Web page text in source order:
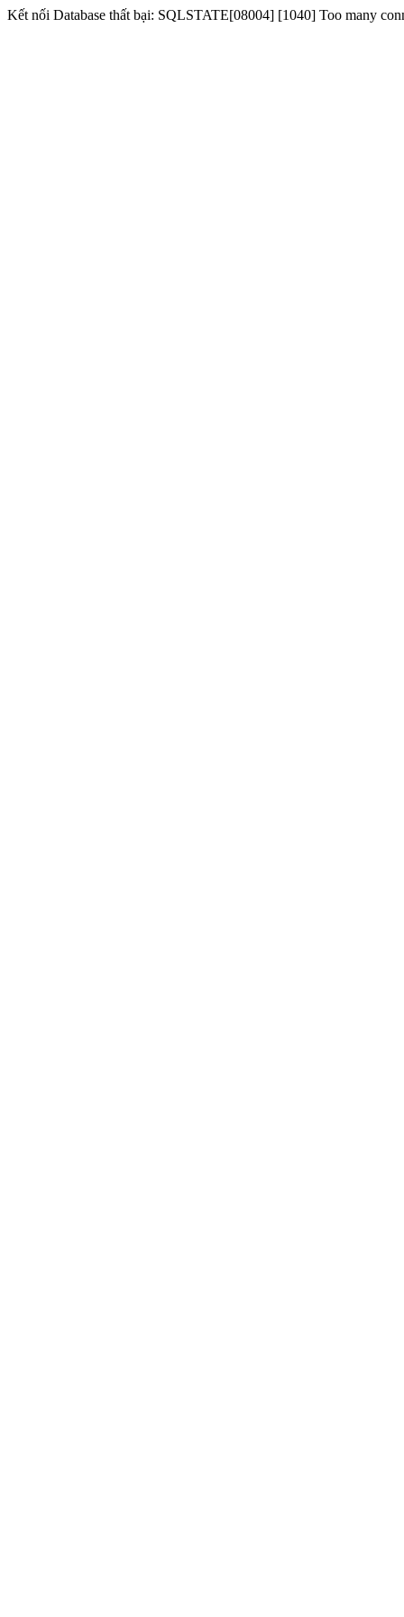
Kết nối Database thất bại: SQLSTATE[08004] [1040] Too many